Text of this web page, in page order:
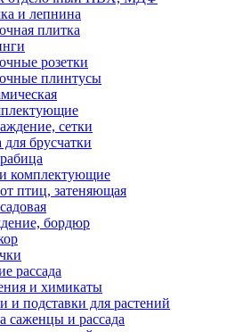
и лепнина
плитка
розетки
плинтусы
сетки
брусчатки
комплектующие
птиц, затеняющая
бордюр
рассада
и химикаты
и подставки для растений
саженцы и рассада